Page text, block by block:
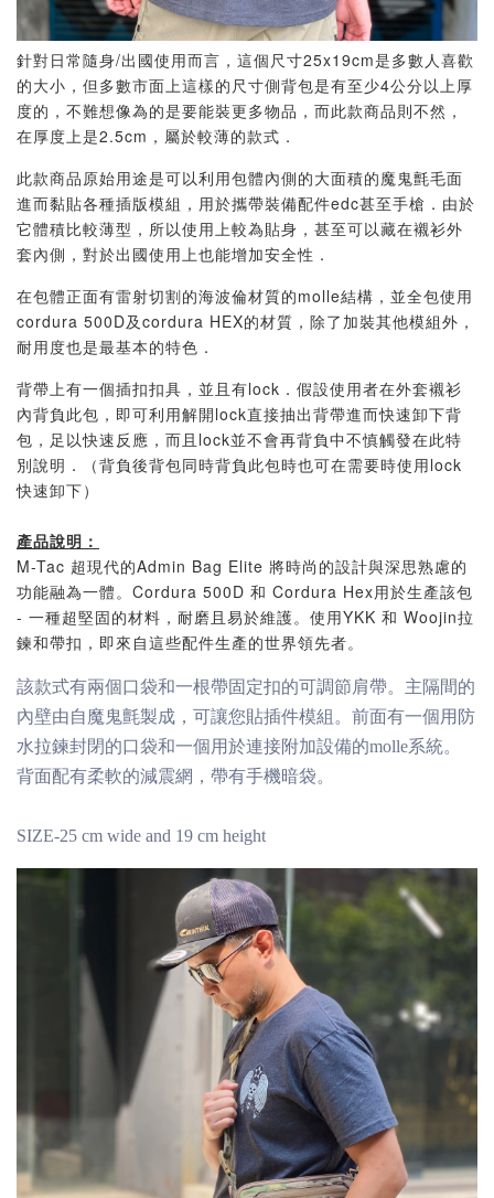
針對日常隨身/出國使用而言，這個尺寸25x19cm是多數人喜歡
的大小，但多數市面上這樣的尺寸側背包是有至少4公分以上厚
度的，不難想像為的是要能裝更多物品，而此款商品則不然，
在厚度上是2.5cm，屬於較薄的款式．
此款商品原始用途是可以利用包體內側的大面積的魔鬼氈毛面
進而黏貼各種插版模組，用於攜帶裝備配件edc甚至手槍．由於
它體積比較薄型，所以使用上較為貼身，甚至可以藏在襯衫外
套內側，對於出國使用上也能增加安全性．
在包體正面有雷射切割的海波倫材質的molle結構，並全包使用
cordura 500D及cordura HEX的材質，除了加裝其他模組外，
耐用度也是最基本的特色．
背帶上有一個插扣扣具，並且有lock．假設使用者在外套襯衫
內背負此包，即可利用解開lock直接抽出背帶進而快速卸下背
包，足以快速反應，而且lock並不會再背負中不慎觸發在此特
別說明．（背負後背包同時背負此包時也可在需要時使用lock
快速卸下）
產品說明：
M-Tac 超現代的Admin Bag Elite 將時尚的設計與深思熟慮的
功能融為一體。Cordura 500D 和 Cordura Hex用於生產該包
- 一種超堅固的材料，耐磨且易於維護。使用YKK 和 Woojin拉
鍊和帶扣，即來自這些配件生產的世界領先者。
該款式有兩個口袋和一根帶固定扣的可調節肩帶。主隔間的
內壁由自魔鬼氈製成，可讓您貼插件模組。前面有一個用防
水拉鍊封閉的口袋和一個用於連接附加設備的molle系統。
背面配有柔軟的減震網，帶有手機暗袋。
SIZE-25 cm wide and 19 cm height